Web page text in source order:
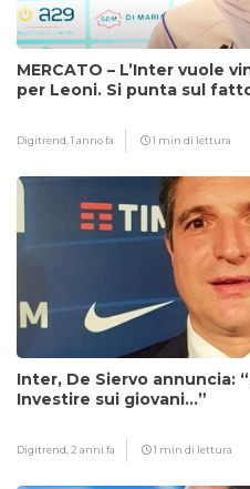
MERCATO – L’Inter vuole
per Leoni. Si punta sul
Digitrend,1 anno fa 1 min di lettura
Inter, De Siervo annuncia:
Investire sui giovani…”
Digitrend, 2 anni fa 1 min di lettura